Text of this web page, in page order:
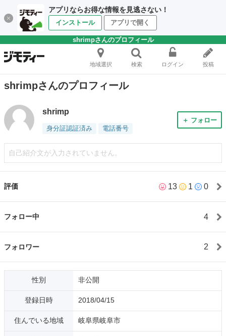
アプリならお得な情報を見逃さない！
インストール アプリで開く
shrimpさんのプロフィール
地域選択 検索 ログイン 投稿
shrimpさんのプロフィール
shrimp
身分証認証済み 電話番号
＋ フォロー
自己紹介文が入力されていません。
評価 13 1 0
フォロー中 4
フォロワー 2
性別 非公開
登録日時 2018/04/15
住んでいる地域 岐阜県岐阜市